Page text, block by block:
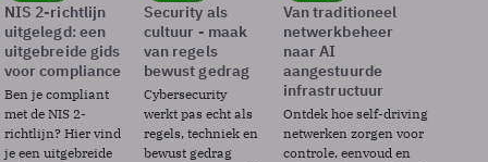
NIS 2-richtlijn
uitgelegd: een
uitgebreide gids
voor compliance
Ben je compliant
met de NIS 2-
richtlijn? Hier vind
je een uitgebreide
Security als
cultuur - maak
van regels
bewust gedrag
Cybersecurity
werkt pas echt als
regels, techniek en
bewust gedrag
Van traditioneel
netwerkbeheer
naar AI
aangestuurde
infrastructuur
Ontdek hoe self-driving
netwerken zorgen voor
controle, eenvoud en